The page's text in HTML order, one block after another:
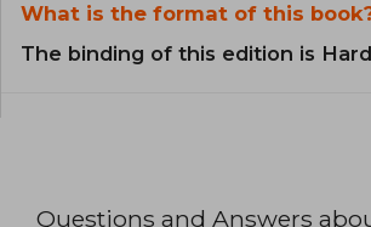
What is the format of this
The binding of this edition is
Questions and Answers